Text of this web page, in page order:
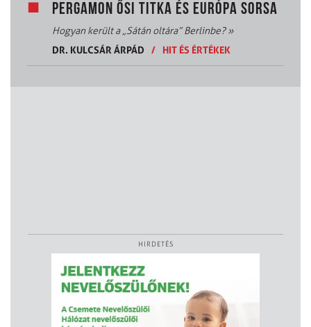
PERGAMON ŐSI TITKA ÉS EURÓPA SORSA
Hogyan került a „Sátán oltára” Berlinbe?»
DR. KULCSÁR ÁRPÁD
/ HIT ÉS ÉRTÉKEK
HIRDETÉS